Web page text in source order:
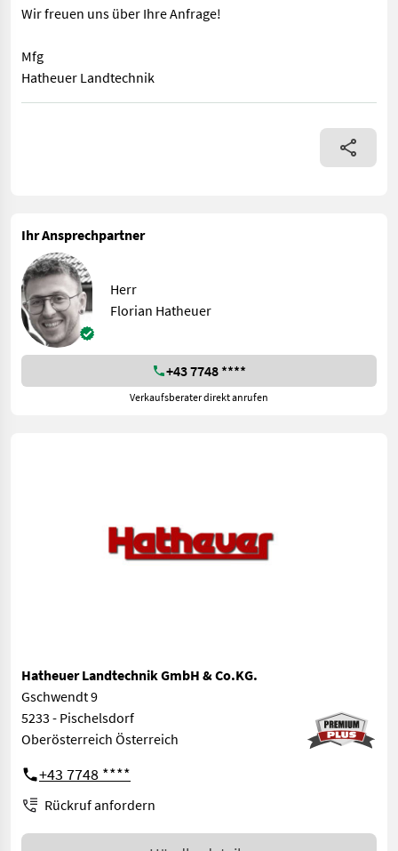
Wir freuen uns über Ihre Anfrage!
Mfg
Hatheuer Landtechnik
Zum Verkauf steht ein schöner MF 135 komplett restauriert.
Ihr Ansprechpartner
Herr
Florian Hatheuer
+43 7748 ****
Verkaufsberater direkt anrufen
Hatheuer Landtechnik GmbH & Co.KG.
Gschwendt 9
5233 - Pischelsdorf
Oberösterreich Österreich
+43 7748 ****
Rückruf anfordern